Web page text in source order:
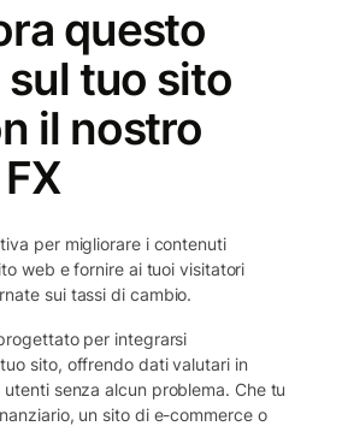
questo
tuo sito
il nostro
per migliorare i contenuti
web e fornire ai tuoi visitatori
sui tassi di cambio.
per integrarsi
sito, offrendo dati valutari in
senza alcun problema. Che tu
un sito di e-commerce o